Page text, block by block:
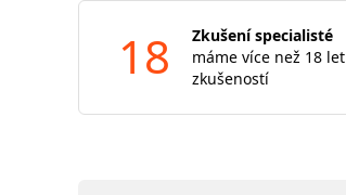
18
Zkušení specialisté
máme více než 18 let
zkušeností